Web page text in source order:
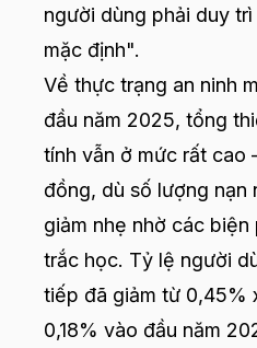
người dùng phải duy
mặc định".
Về thực trạng an ninh
đầu năm 2025, tổng
tính vẫn ở mức rất
đồng, dù số lượng nạn
giảm nhẹ nhờ các
trắc học. Tỷ lệ người
tiếp đã giảm từ 0,45%
0,18% vào đầu năm